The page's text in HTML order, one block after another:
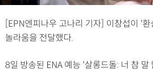
[EPN엔피나우 고나리 기자] 이창섭이 '
놀라움을 전달했다.
8일 방송된 ENA 예능 '살롱드돌: 너 참